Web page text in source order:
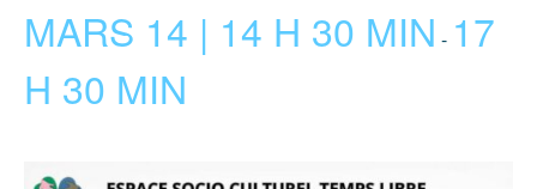
MARS 14 | 14 H 30 MIN - 17
H 30 MIN